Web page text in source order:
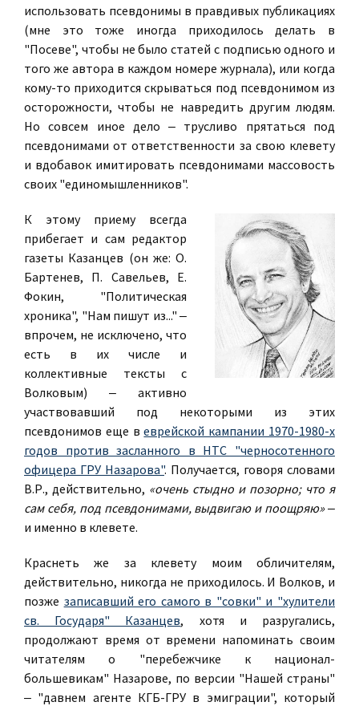
использовать псевдонимы в правдивых публикациях
(мне это тоже иногда приходилось делать в
"Посеве", чтобы не было статей с подписью одного и
того же автора в каждом номере журнала), или когда
кому-то приходится скрываться под псевдонимом из
осторожности, чтобы не навредить другим людям.
Но совсем иное дело ‒ трусливо прятаться под
псевдонимами от ответственности за свою клевету
и вдобавок имитировать псевдонимами массовость
своих "единомышленников".
К этому приему всегда
прибегает и сам редактор
газеты Казанцев (он же: О.
Бартенев, П. Савельев, Е.
Фокин, "Политическая
хроника", "Нам пишут из..." ‒
впрочем, не исключено, что
есть в их числе и
коллективные тексты с
Волковым) ‒ активно
участвовавший под некоторыми из этих
псевдонимов еще веврейской кампании 1970-1980-х
годов против засланного в НТС "черносотенного
офицера ГРУ Назарова". Получается, говоря словами
В.Р., действительно, «очень стыдно и позорно; что я
сам себя, под псевдонимами, выдвигаю и поощряю»‒
и именно в клевете.
Краснеть же за клевету моим обличителям,
действительно, никогда не приходилось. И Волков, и
позже записавший его самого в "совки" и "хулители
св. Государя" Казанцев, хотя и разругались,
продолжают время от времени напоминать своим
читателям о "перебежчике к национал-
большевикам" Назарове, по версии "Нашей страны"
‒ "давнем агенте КГБ-ГРУ в эмиграции", который